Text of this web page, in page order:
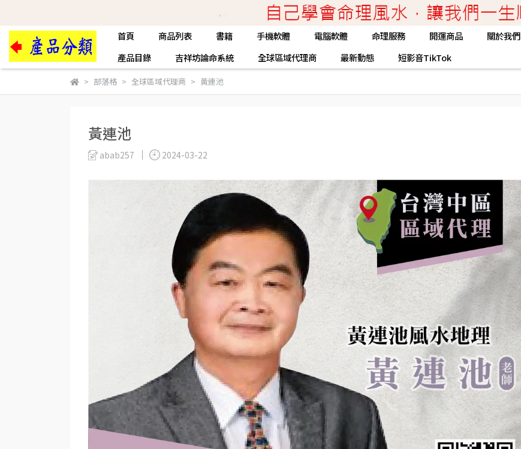
首頁 商品列表 書籍 手機軟體 電腦軟體 命理服務 開運商品 關於我們
產品目錄
吉祥坊論命系統 全球區域代理商 最新動態 短影音TikTok
部落格 全球區域代理商 黃連池
黃連池
abab257 2024-03-22